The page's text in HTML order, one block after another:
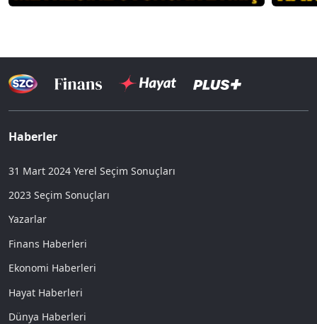
Haberler
31 Mart 2024 Yerel Seçim Sonuçları
2023 Seçim Sonuçları
Yazarlar
Finans Haberleri
Ekonomi Haberleri
Hayat Haberleri
Dünya Haberleri